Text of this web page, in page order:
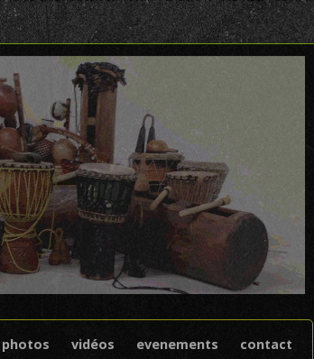
photos vidéos evenements contact